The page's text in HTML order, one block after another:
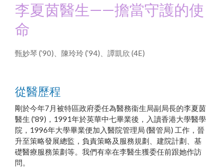
李夏茵醫生——擔當守護的使
命
甄妙琴 (’90)、陳玲玲 (’94)、譚凱欣 (4E)
從醫歷程
剛於今年7月被特區政府委任為醫務衞生局副局長的李夏茵
醫生 ('89)，1991年於英華中七畢業後，入讀香港大學醫學
院，1996年大學畢業便加入醫院管理局 (醫管局) 工作，晉
升至策略發展總監，負責策略及服務規劃、建院計劃、基
礎醫療服務策劃等。我們有幸在李醫生獲委任前跟她作訪
問。